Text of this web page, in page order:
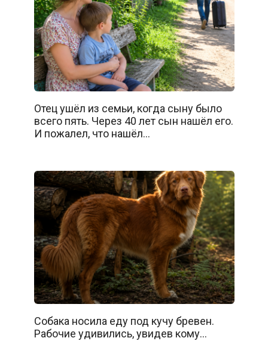
Отец ушёл из семьи, когда сыну было
всего пять. Через 40 лет сын нашёл его.
И пожалел, что нашёл…
Собака носила еду под кучу бревен.
Рабочие удивились, увидев кому…